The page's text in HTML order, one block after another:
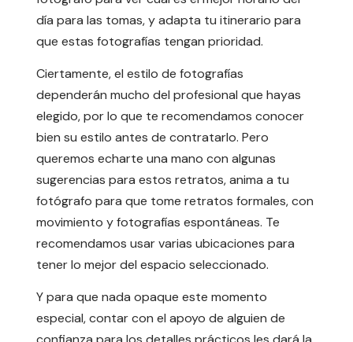
día para las tomas, y adapta tu itinerario para
que estas fotografías tengan prioridad.
Ciertamente, el estilo de fotografías
dependerán mucho del profesional que hayas
elegido, por lo que te recomendamos conocer
bien su estilo antes de contratarlo. Pero
queremos echarte una mano con algunas
sugerencias para estos retratos, anima a tu
fotógrafo para que tome retratos formales, con
movimiento y fotografías espontáneas. Te
recomendamos usar varias ubicaciones para
tener lo mejor del espacio seleccionado.
Y para que nada opaque este momento
especial, contar con el apoyo de alguien de